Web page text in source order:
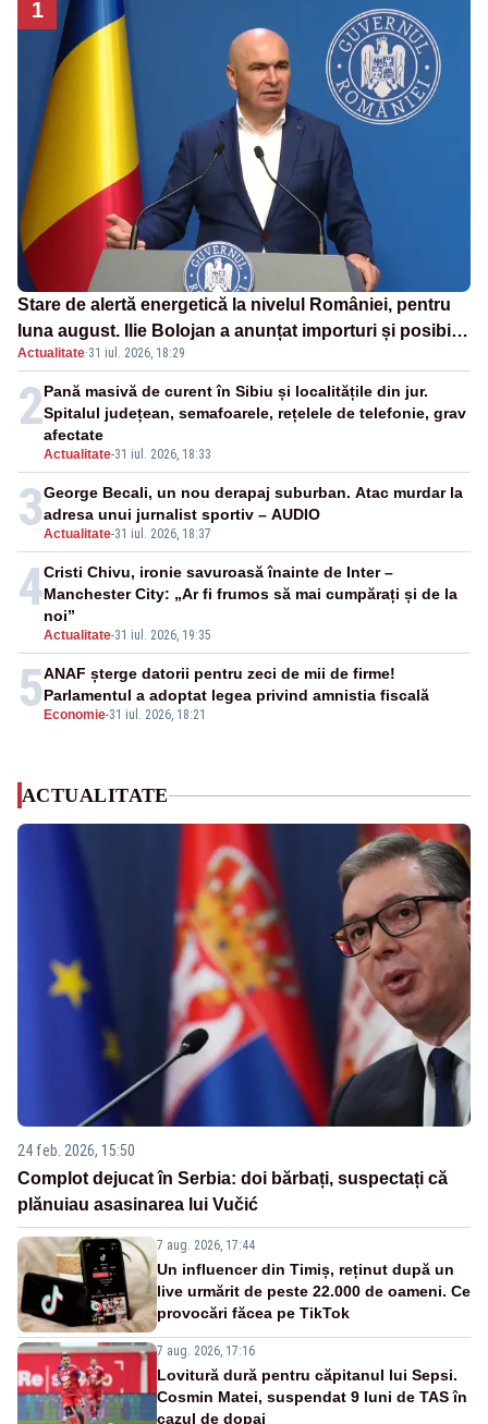
1
Stare de alertă energetică la nivelul României, pentru
luna august. Ilie Bolojan a anunțat importuri și posibile
restricții – VIDEO
Actualitate·31 iul. 2026, 18:29
2
Actualitate-31 iul. 2026, 18:33
Pană masivă de curent în Sibiu și localitățile din jur.
Spitalul județean, semafoarele, rețelele de telefonie, grav
afectate
3Actualitate-31 iul. 2026, 18:37
George Becali, un nou derapaj suburban. Atac murdar la
adresa unui jurnalist sportiv – AUDIO
4
Actualitate-31 iul. 2026, 19:35
Cristi Chivu, ironie savuroasă înainte de Inter –
Manchester City: „Ar fi frumos să mai cumpărați și de la
noi”
5 Economie-31 iul. 2026, 18:21
ANAF șterge datorii pentru zeci de mii de firme!
Parlamentul a adoptat legea privind amnistia fiscală
ACTUALITATE
24 feb. 2026, 15:50
Complot dejucat în Serbia: doi bărbați, suspectați că
plănuiau asasinarea lui Vučić
7 aug. 2026, 17:44
Un influencer din Timiș, reținut după un
live urmărit de peste 22.000 de oameni. Ce
provocări făcea pe TikTok
7 aug. 2026, 17:16
Lovitură dură pentru căpitanul lui Sepsi.
Cosmin Matei, suspendat 9 luni de TAS în
cazul de dopaj